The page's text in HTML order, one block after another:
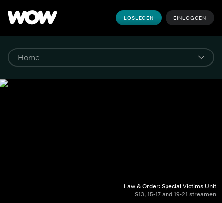
LOSLEGEN EINLOGGEN
Law & Order: Special Victims Unit
S13, 15-17 and 19-21 streamen